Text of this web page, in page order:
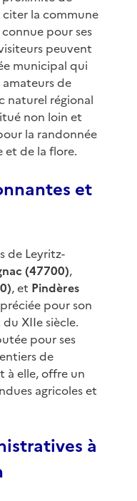
la commune
connue pour ses
peuvent
municipal qui
de
naturel régional
non loin et
la randonnée
et de la flore.
et
de Leyritz-
(47700),
, et Pindères
pour son
XIIe siècle.
pour ses
de
à elle, offre un
agricoles et
à